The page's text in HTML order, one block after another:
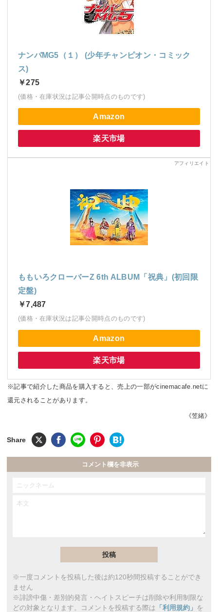
ナンバMG5（１） (少年チャンピオン・コミック
ス)
￥275
(価格・在庫状況は記事公開時点のものです)
Amazon
楽天市場
ももいろクローバーZ 6th ALBUM「祝典」(初回限
定盤)
￥7,487
(価格・在庫状況は記事公開時点のものです)
Amazon
楽天市場
※記事で紹介した商品を購入すると、売上の一部がcinemacafe.netに
還元されることがあります。
《笠緒》
コメント欄を非表示
※一度コメントを投稿した後は約120秒間投稿することができ
ません
※誹謗中傷・差別的発言・ヘイトスピーチは削除や利用制限な
どの対象となります。コメントを投稿する際は 「利用規約」 を